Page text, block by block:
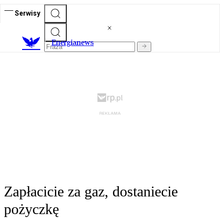
Serwisy
Energianews
Zapłacicie za gaz, dostaniecie
pożyczkę